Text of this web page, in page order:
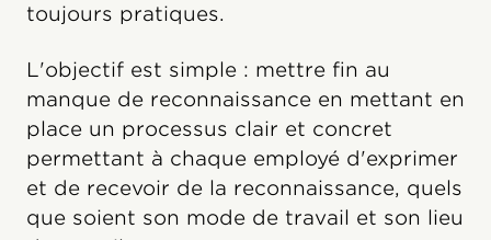
toujours pratiques.
L'objectif est simple : mettre fin au
manque de reconnaissance en mettant en
place un processus clair et concret
permettant à chaque employé d'exprimer
et de recevoir de la reconnaissance, quels
que soient son mode de travail et son lieu